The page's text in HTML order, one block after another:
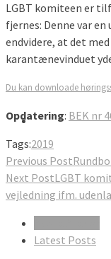
LGBT komiteen er
fjernes: Denne var
endvidere, at det
karantænevinduet
Du kan downloade
Opdatering: BEK nr
Tags:2019
Previous Post
Next PostLGBT
vejledning ifm.
Latest Posts